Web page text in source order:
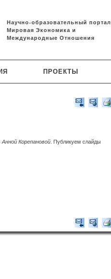
Научно-образовательный портал
Мировая Экономика и
Международные Отношения
ПРОЕКТЫ
Анной Корепановой . Публикуем слайды